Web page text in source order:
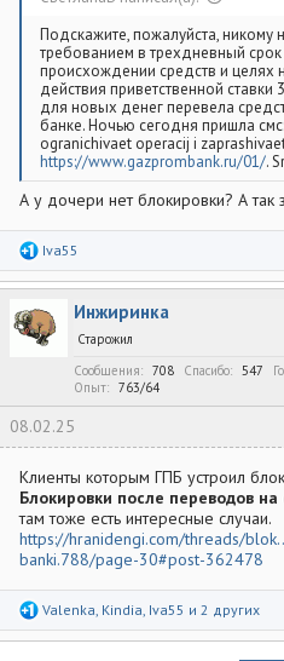
Подскажите, пожалуйста, никому
требованием в трехдневный
происхождении средств и целях
действия приветственной ставки
для новых денег перевела
банке. Ночью сегодня пришла
ogranichivaet operacij i
https://www.gazprombank.ru/01/.
А у дочери нет блокировки? А так
Р
а
ц
и
и
Iva55
Инжиринка
Старожил
Сообщения
708 Спасибо 547
Опыт
763/64
08.02.25
Клиенты которым ГПБ устроил
Блокировки после переводов
там тоже есть интересные случаи.
https://hranidengi.com/threads/
banki.788/page-30#post-362478
Р
а
Valenka, Kindia, Iva55 и 2 других